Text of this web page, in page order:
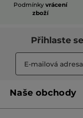
Podmínky vrácení
zboží
Přihlaste
Naše obchody